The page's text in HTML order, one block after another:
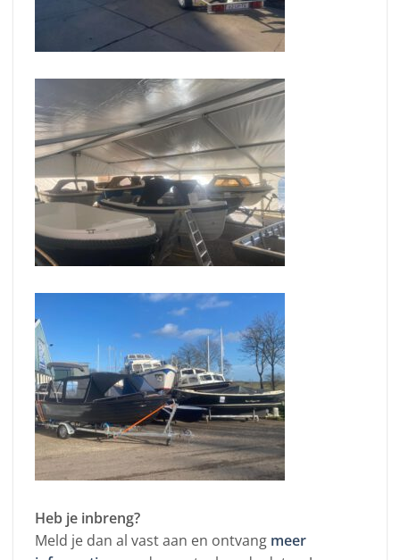
Heb je inbreng?
Meld je dan al vast aan en ontvang meer